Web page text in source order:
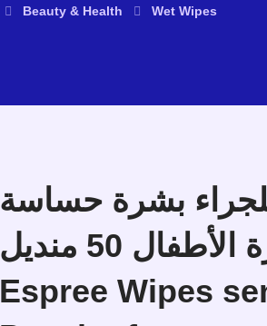
Beauty & Health Wet Wipes
بشرة حساسة
برائحة بودرة الأطفال 50 منديل –
Espree Wipes